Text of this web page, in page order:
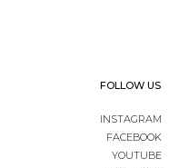
FOLLOW US
INSTAGRAM
FACEBOOK
YOUTUBE